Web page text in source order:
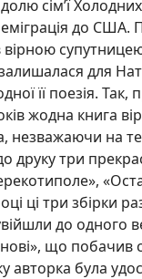
сім’ї
до США.
вірною
для
її поезія. Так,
жодна книга
незважаючи на
друку три
ці три збірки
до одного
нові», що побачив
авторка була